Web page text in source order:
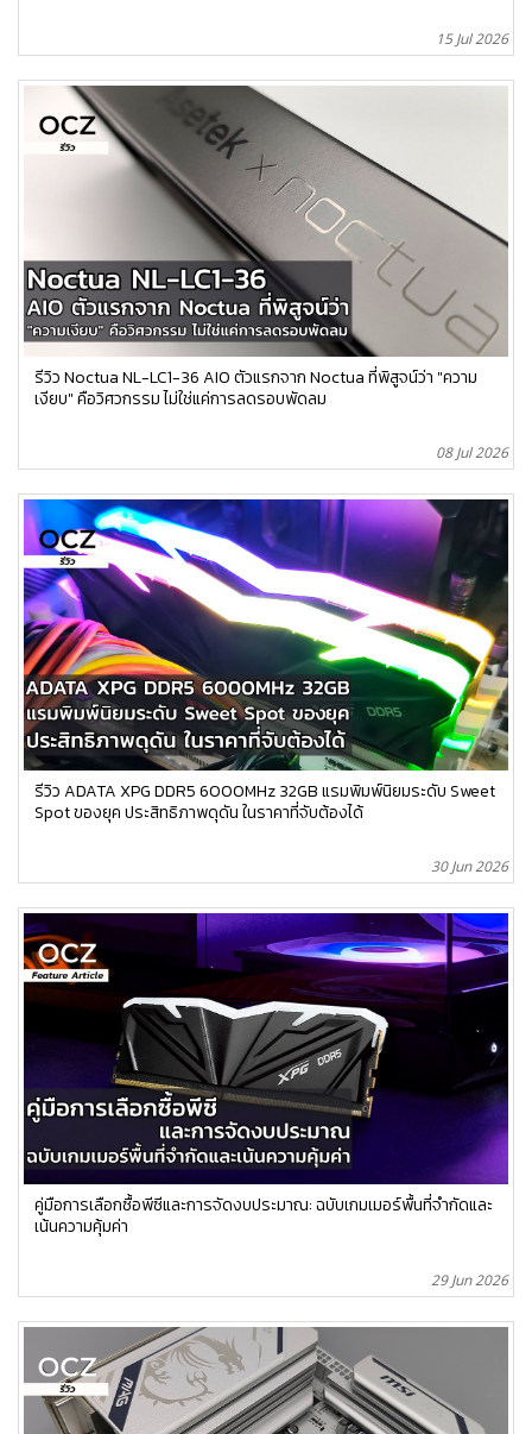
15 Jul 2026
รีวิว Noctua NL-LC1-36 AIO ตัวแรกจาก Noctua ที่พิสูจน์ว่า "ความ
เงียบ" คือวิศวกรรม ไม่ใช่แค่การลดรอบพัดลม
08 Jul 2026
รีวิว ADATA XPG DDR5 6000MHz 32GB แรมพิมพ์นิยมระดับ Sweet
Spot ของยุค ประสิทธิภาพดุดัน ในราคาที่จับต้องได้
30 Jun 2026
คู่มือการเลือกซื้อพีซีและการจัดงบประมาณ: ฉบับเกมเมอร์พื้นที่จำกัดและ
เน้นความคุ้มค่า
29 Jun 2026